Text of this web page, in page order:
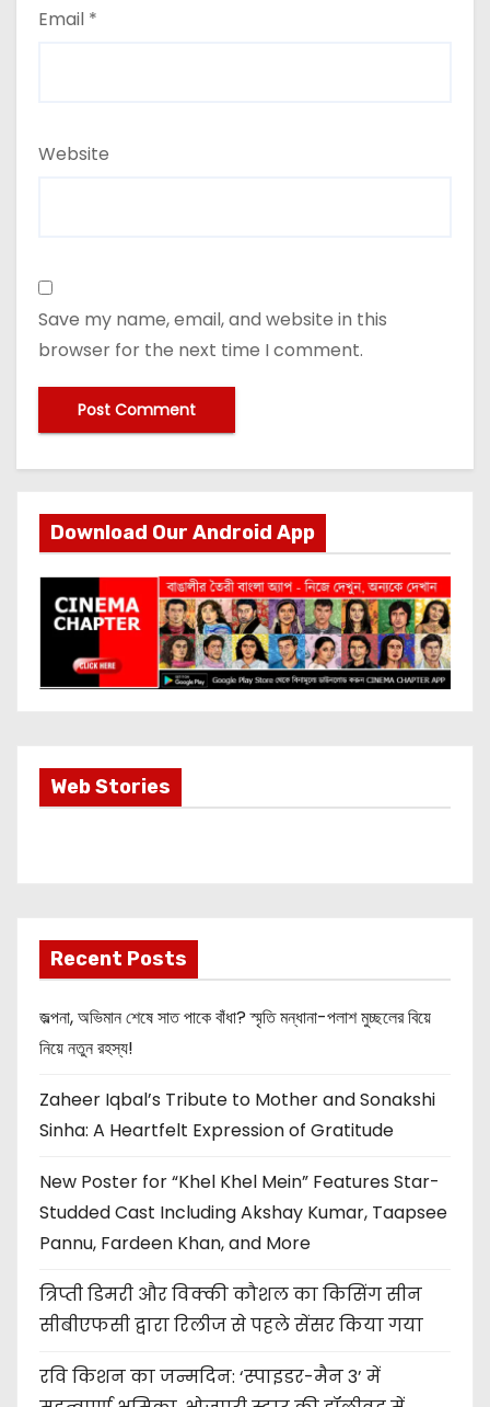
Email *
Website
Save my name, email, and website in this
browser for the next time I comment.
Download Our Android App
Web StoriesMost Important
Info about
Recent Posts
জল্পনা, অভিমান শেষে সাত পাকে বাঁধা? স্মৃতি মন্ধানা-পলাশ মুচ্ছলের বিয়ে
নিয়ে নতুন রহস্য!
Zaheer Iqbal’s Tribute to Mother and Sonakshi
Sinha: A Heartfelt Expression of Gratitude
New Poster for “Khel Khel Mein” Features Star-
Studded Cast Including Akshay Kumar, Taapsee
Pannu, Fardeen Khan, and More
त्रिप्ती डिमरी और विक्की कौशल का किसिंग सीन
सीबीएफसी द्वारा रिलीज से पहले सेंसर किया गया
रवि किशन का जन्मदिन: ‘स्पाइडर-मैन 3’ में